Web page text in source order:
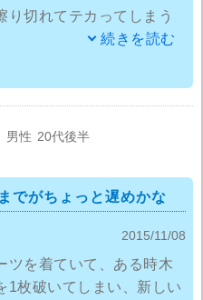
り切れてテカってしまう
れと自宅で洗濯を出来る
助かりました。
薄いスーツもあるので、
多いのかなと感じまし
買えるので店舗に行く
きましたので、外に出る
たと思いました。またス
ていただきます。
続きを読む
男性 20代後半
でがちょっと遅めかな
2015/11/08
ツを着ていて、ある時木
1枚破いてしまい、新しい